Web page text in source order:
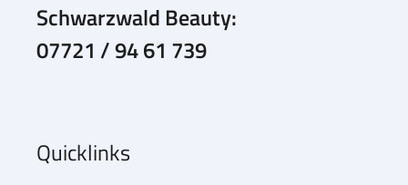
Schwarzwald Beauty:
07721 / 94 61 739
Quicklinks